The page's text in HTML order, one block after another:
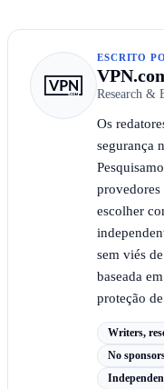
ESCRITO
Research &
Os
segurança
provedores
escolher
sem viés
baseada
proteção
Writers,
No